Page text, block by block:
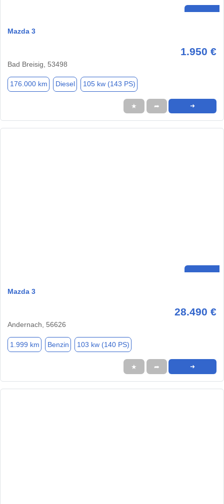
Mazda 3
1.950 €
Bad Breisig, 53498
176.000 km Diesel 105 kw (143 PS)
★ ➦ ➜
Mazda 3
28.490 €
Andernach, 56626
1.999 km Benzin 103 kw (140 PS)
★ ➦ ➜